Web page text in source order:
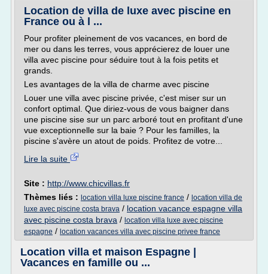
Location de villa de luxe avec piscine en
France ou à l ...
Pour profiter pleinement de vos vacances, en bord de
mer ou dans les terres, vous apprécierez de louer une
villa avec piscine pour séduire tout à la fois petits et
grands.
Les avantages de la villa de charme avec piscine
Louer une villa avec piscine privée, c'est miser sur un
confort optimal. Que diriez-vous de vous baigner dans
une piscine sise sur un parc arboré tout en profitant d'une
vue exceptionnelle sur la baie ? Pour les familles, la
piscine s'avère un atout de poids. Profitez de votre...
Lire la suite
Site : http://www.chicvillas.fr
Thèmes liés : location villa luxe piscine france / location villa de
luxe avec piscine costa brava / location vacance espagne villa
avec piscine costa brava / location villa luxe avec piscine
espagne / location vacances villa avec piscine privee france
Location villa et maison Espagne |
Vacances en famille ou ...